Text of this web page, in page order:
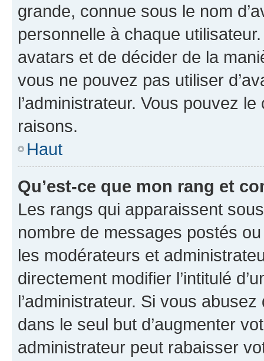
grande, connue sous le nom
personnelle à chaque utilisateur.
avatars et de décider de la
vous ne pouvez pas utiliser
l’administrateur. Vous pouvez
raisons.
Haut
Qu’est-ce que mon rang et
Les rangs qui apparaissent
nombre de messages postés
les modérateurs et
directement modifier l’intitulé
l’administrateur. Si vous
dans le seul but d’augmenter
administrateur peut rabaisser